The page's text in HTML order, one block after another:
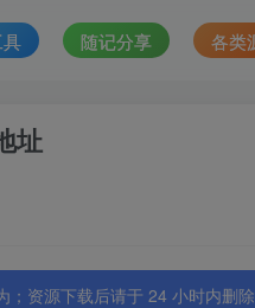
随记分享 各类
址
资源下载后请于 24 小时内删